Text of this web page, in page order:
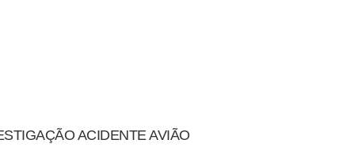
ACIDENTE AVIÃO